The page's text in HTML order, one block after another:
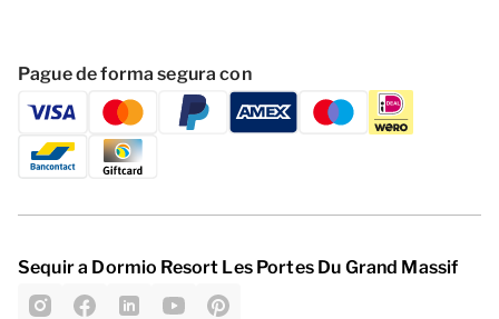
Pague de forma segura con
Sequir a Dormio Resort Les Portes Du Grand Massif